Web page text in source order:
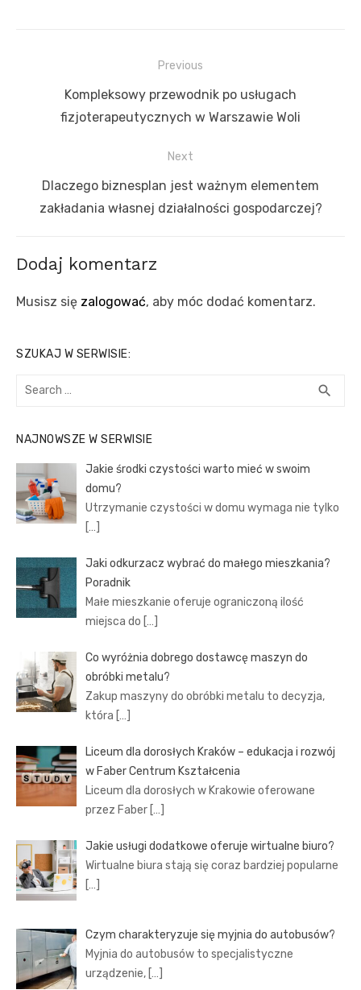
wpisu
Previous
PreviousKompleksowy przewodnik po usługach
fizjoterapeutycznych w Warszawie Woli
Next
Next
post:
Dlaczego biznesplan jest ważnym elementem
zakładania własnej działalności gospodarczej?
Dodaj komentarz
Musisz się zalogować, aby móc dodać komentarz.
SZUKAJ W SERWISIE:
Search
search
NAJNOWSZE W SERWISIE
Jakie środki czystości warto mieć w swoim
domu?
Utrzymanie czystości w domu wymaga nie tylko
[…]
Jaki odkurzacz wybrać do małego mieszkania?
Poradnik
Małe mieszkanie oferuje ograniczoną ilość
miejsca do […]
Co wyróżnia dobrego dostawcę maszyn do
obróbki metalu?
Zakup maszyny do obróbki metalu to decyzja,
która […]
Liceum dla dorosłych Kraków – edukacja i rozwój
w Faber Centrum Kształcenia
Liceum dla dorosłych w Krakowie oferowane
przez Faber […]
Jakie usługi dodatkowe oferuje wirtualne biuro?
Wirtualne biura stają się coraz bardziej popularne
[…]
Czym charakteryzuje się myjnia do autobusów?
Myjnia do autobusów to specjalistyczne
urządzenie, […]